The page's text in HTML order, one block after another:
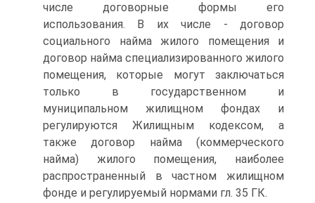
числе договорные формы его
использования. В их числе - договор
социального найма жилого помещения и
договор найма специализированного жилого
помещения, которые могут заключаться
только в государственном и
муниципальном жилищном фондах и
регулируются Жилищным кодексом, а
также договор найма (коммерческого
найма) жилого помещения, наиболее
распространенный в частном жилищном
фонде и регулируемый нормами гл. 35 ГК.